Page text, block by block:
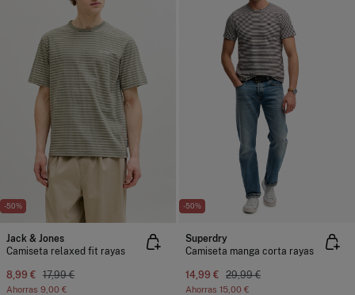
-50%
Jack & Jones
Camiseta relaxed fit rayas
8,99 € 17,99 €
Ahorras 9,00 €
-50%
Superdry
Camiseta manga corta rayas
14,99 € 29,99 €
Ahorras 15,00 €